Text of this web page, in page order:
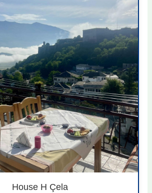
House H Çela